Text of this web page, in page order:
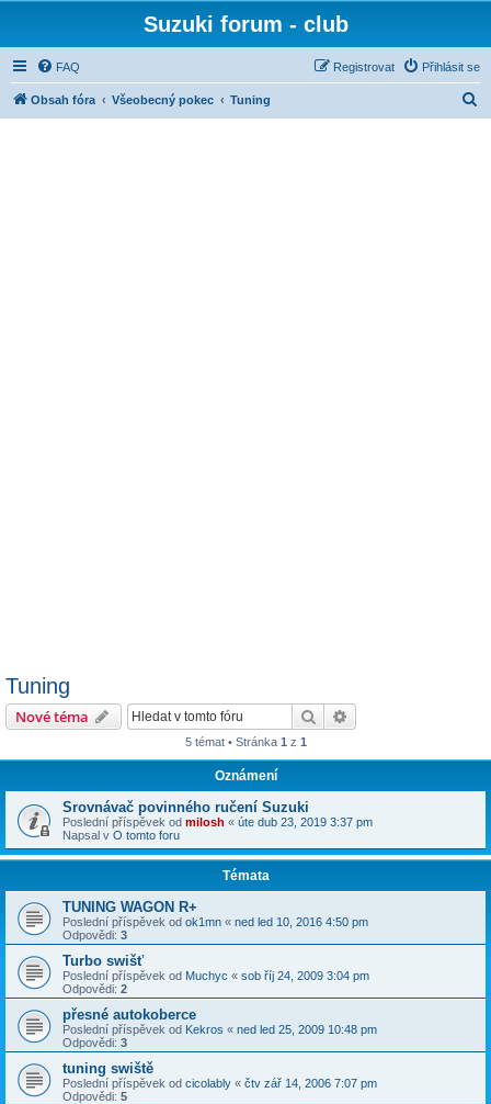
Suzuki forum - club
FAQ Přihlásit se
Registrovat
Obsah fóra Všeobecný pokec Tuning
Tuning
Nové téma Hledat
5 témat • Stránka 1 z 1
Oznámení
Srovnávač povinného ručení Suzuki
Poslední příspěvek od milosh « úte dub 23, 2019 3:37 pm
Napsal v O tomto foru
Témata
TUNING WAGON R+
Poslední příspěvek od ok1mn « ned led 10, 2016 4:50 pm
Odpovědi: 3
Turbo swišť
Poslední příspěvek od Muchyc « sob říj 24, 2009 3:04 pm
Odpovědi: 2
přesné autokoberce
Poslední příspěvek od Kekros « ned led 25, 2009 10:48 pm
Odpovědi: 3
tuning swiště
Poslední příspěvek od cicolably « čtv zář 14, 2006 7:07 pm
Odpovědi: 5